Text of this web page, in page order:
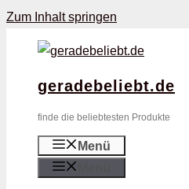
Zum Inhalt springen
geradebeliebt.de
finde die beliebtesten Produkte
Menü